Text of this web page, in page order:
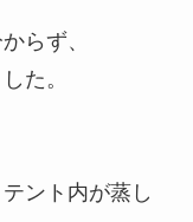
らず、
た。
ント内が蒸し